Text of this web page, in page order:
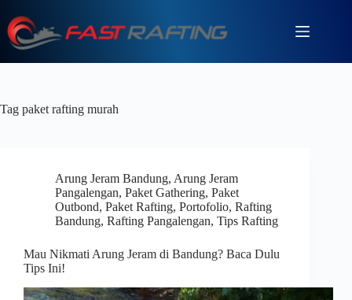
Tag paket rafting murah
Arung Jeram Bandung, Arung Jeram
Pangalengan, Paket Gathering, Paket
Outbond, Paket Rafting, Portofolio, Rafting
Bandung, Rafting Pangalengan, Tips Rafting
Mau Nikmati Arung Jeram di Bandung? Baca Dulu
Tips Ini!